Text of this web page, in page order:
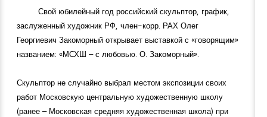
Свой юбилейный год российский скульптор, график,
заслуженный художник РФ, член-корр. РАХ Олег
Георгиевич Закоморный открывает выставкой с «говорящим»
названием: «МСХШ – с любовью. О. Закоморный».
Скульптор не случайно выбрал местом экспозиции своих
работ Московскую центральную художественную школу
(ранее – Московская средняя художественная школа) при